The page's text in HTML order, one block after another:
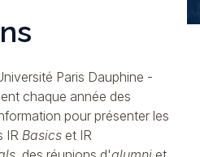
Paris Dauphine -
chaque année des
pour présenter les
IR Basics et IR